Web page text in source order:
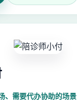
、需要代办协助的场景